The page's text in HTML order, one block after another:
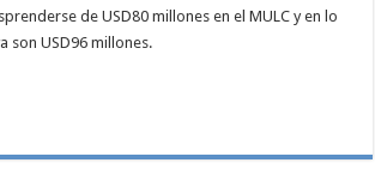
de USD80 millones en el MULC y en lo
son USD96 millones.